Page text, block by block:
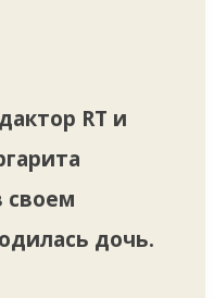
RT и
своем
дочь.